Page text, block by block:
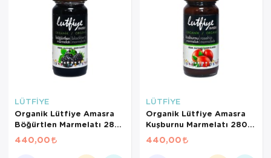
LÜTFİYE
Organik Lütfiye Amasra
Böğürtlen Marmelatı 280
Gr
440,00
LÜTFİYE
Organik Lütfiye Amasra
Kuşburnu Marmelatı 280
Gr
440,00
AYNI GÜN
TESLİMAT
ÜRÜNLERİ
Sepetinizde AYNI GÜN TESLİMAT
ürünü bulunduğu için AYNI GÜN
seçemezsiniz. NOT: AYNI GÜN
TESLİMAT hizmeti sadece İSTANBUL
ve 850TL üzeri siparişler için
geçerlidir.